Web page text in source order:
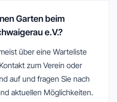
Garten beim
e.V.?
über eine Warteliste
zum Verein oder
auf und fragen Sie nach
aktuellen Möglichkeiten.